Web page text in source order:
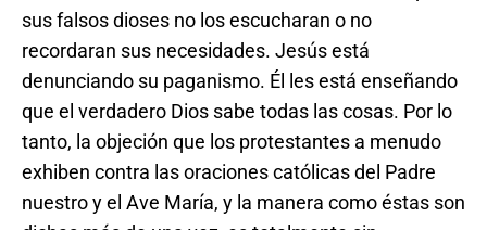
sus falsos dioses no los escucharan o no
recordaran sus necesidades. Jesús está
denunciando su paganismo. Él les está enseñando
que el verdadero Dios sabe todas las cosas. Por lo
tanto, la objeción que los protestantes a menudo
exhiben contra las oraciones católicas del Padre
nuestro y el Ave María, y la manera como éstas son